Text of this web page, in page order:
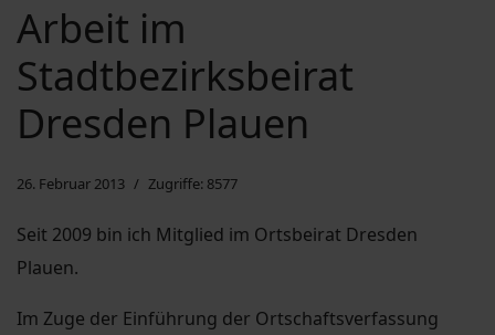
Arbeit im
Stadtbezirksbeirat
Dresden Plauen
26. Februar 2013 Zugriffe: 8577
Seit 2009 bin ich Mitglied im Ortsbeirat Dresden
Plauen.
Im Zuge der Einführung der Ortschaftsverfassung